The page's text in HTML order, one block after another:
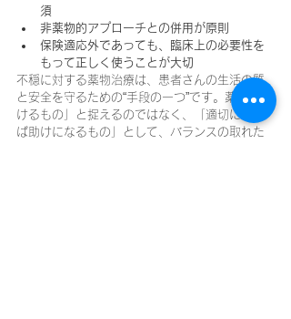
須
非薬物的アプローチとの併用が原則
保険適応外であっても、臨床上の必要性を
もって正しく使うことが大切
不穏に対する薬物治療は、患者さんの生活の質
と安全を守るための“手段の一つ”です。薬を「避
けるもの」と捉えるのではなく、「適切に使え
ば助けになるもの」として、バランスの取れた